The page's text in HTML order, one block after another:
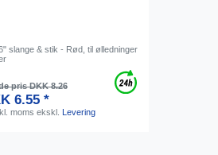
slange & stik - Rød, til ølledninger
pris DKK 8.26
6.55 *
moms ekskl. Levering